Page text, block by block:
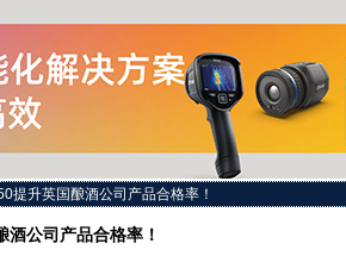
提升英国酿酒公司产品合格率！
公司产品合格率！